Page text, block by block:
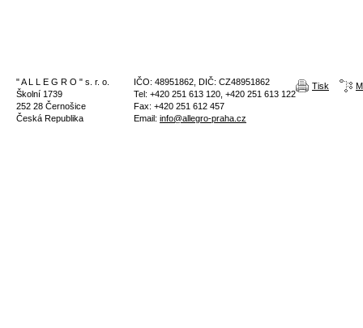
" A L L E G R O " s. r. o.
Školní 1739
252 28 Černošice
Česká Republika
IČO: 48951862, DIČ: CZ48951862
Tel: +420 251 613 120, +420 251 613 122
Fax: +420 251 612 457
Email: info@allegro-praha.cz
Tisk